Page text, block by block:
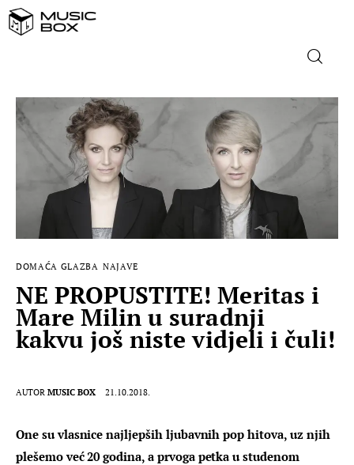
NASLOVNICA
DOMAĆA GLAZBA
STRANA GLAZBA
FILM
MUSIC BOX
DOMAĆA GLAZBA NAJAVE
NE PROPUSTITE! Meritas i
Mare Milin u suradnji
kakvu još niste vidjeli i čuli!
AUTOR MUSIC BOX 21.10.2018.
One su vlasnice najljepših ljubavnih pop hitova, uz njih
plešemo već 20 godina, a prvoga petka u studenom